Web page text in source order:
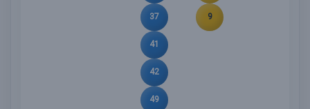
37
41
42
49
9